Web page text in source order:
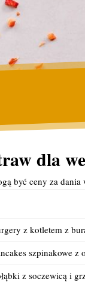
dla
być ceny za
z kotletem z
szpinakowe z
z soczewicą i